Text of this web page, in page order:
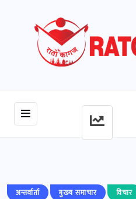
अन्तर्वार्ता मुख्‍य समाचार विचार